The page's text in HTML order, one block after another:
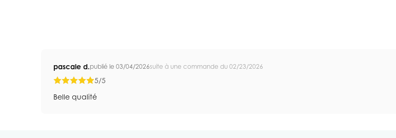
pascale d.publié le 03/04/2026suite à une commande du 02/23/2026
5/5
Belle qualité